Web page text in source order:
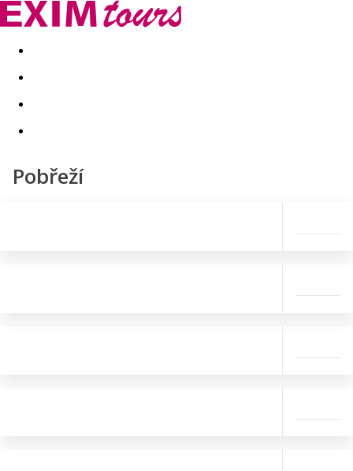
Akční nabídky Last minute
Pobřeží